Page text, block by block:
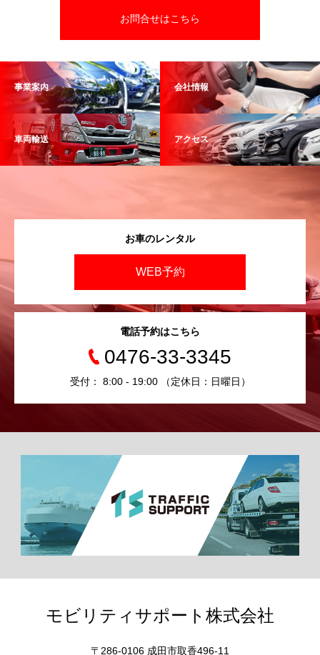
お問合せはこちら
事業案内 会社情報
車両輸送 アクセス
お車のレンタル
WEB予約
電話予約はこちら
0476-33-3345
受付： 8:00 - 19:00 （定休日：日曜日）
モビリティサポート株式会社
〒286-0106 成田市取香496-11